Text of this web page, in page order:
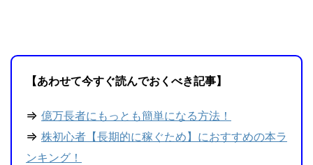
【あわせて今すぐ読んでおくべき記事】
⇒ 億万長者にもっとも簡単になる方法！
⇒ 株初心者【長期的に稼ぐため】におすすめの本ラ
ンキング！